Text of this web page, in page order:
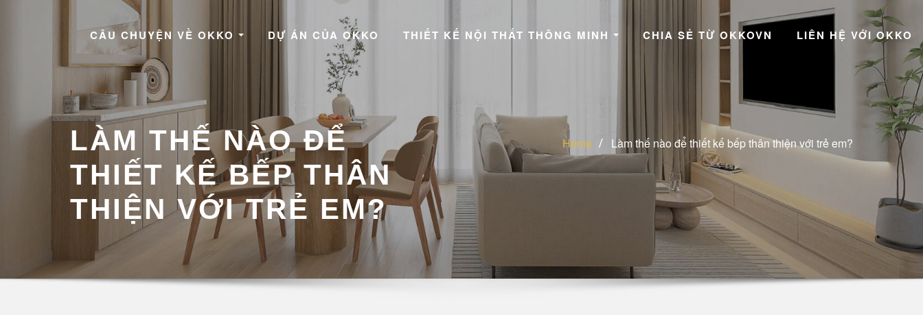
CÂU CHUYỆN VỀ OKKO DỰ ÁN CỦA OKKO THIẾT KẾ NỘI THẤT THÔNG MINH CHIA SẺ TỪ OKKOVN LIÊN HỆ VỚI OKKO
LÀM THẾ NÀO ĐỂ
THIẾT KẾ BẾP THÂN
THIỆN VỚI TRẺ EM?
Home Làm thế nào để thiết kế bếp thân thiện với trẻ em?